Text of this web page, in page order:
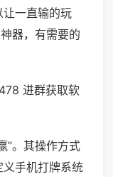
一直输的玩
器，有需要的
进群获取软
”。其操作方式
手机打牌系统